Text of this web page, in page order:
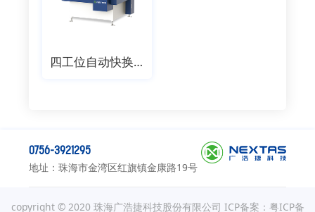
四工位自动快换工作台
0756-3921295
地址：珠海市金湾区红旗镇金康路19号
copyright © 2020 珠海广浩捷科技股份有限公司 ICP备案：粤ICP备